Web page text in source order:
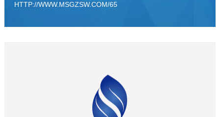
HTTP://WWW.MSGZSW.COM/65